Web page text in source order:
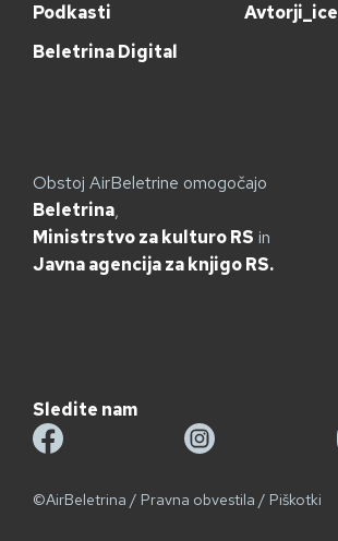
Podkasti
Avtorji_ice
Beletrina Digital
Obstoj AirBeletrine omogočajo
Beletrina,
Ministrstvo za kulturo RS in
Javna agencija za knjigo RS.
Sledite nam
©AirBeletrina / Pravna obvestila / Piškotki